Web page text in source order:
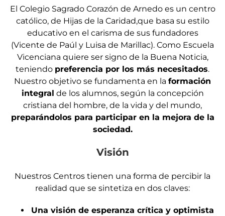
El Colegio Sagrado Corazón de Arnedo es un centro
católico, de Hijas de la Caridad,que basa su estilo
educativo en el carisma de sus fundadores
(Vicente de Paúl y Luisa de Marillac). Como Escuela
Vicenciana quiere ser signo de la Buena Noticia,
teniendo preferencia por los más necesitados.
Nuestro objetivo se fundamenta en la formación
integral de los alumnos, según la concepción
cristiana del hombre, de la vida y del mundo,
preparándolos para participar en la mejora de la
sociedad.
Visión
Nuestros Centros tienen una forma de percibir la
realidad que se sintetiza en dos claves:
Una visión de esperanza crítica y optimista